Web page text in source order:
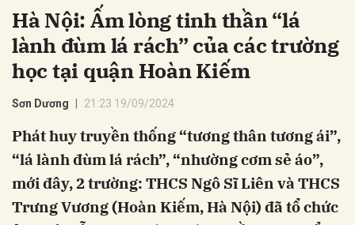
Hà Nội: Ấm lòng tinh thần “lá
lành đùm lá rách” của các trường
học tại quận Hoàn Kiếm
Sơn Dương 21:23 19/09/2024
Phát huy truyền thống “tương thân tương ái”,
“lá lành đùm lá rách”, “nhường cơm sẻ áo”,
mới đây, 2 trường: THCS Ngô Sĩ Liên và THCS
Trưng Vương (Hoàn Kiếm, Hà Nội) đã tổ chức